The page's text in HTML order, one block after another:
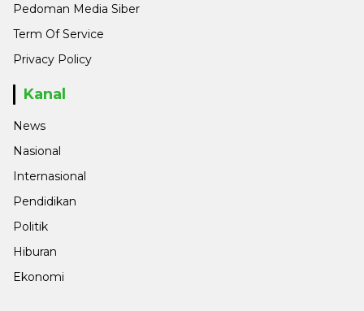
Pedoman Media Siber
Term Of Service
Privacy Policy
Kanal
News
Nasional
Internasional
Pendidikan
Politik
Hiburan
Ekonomi